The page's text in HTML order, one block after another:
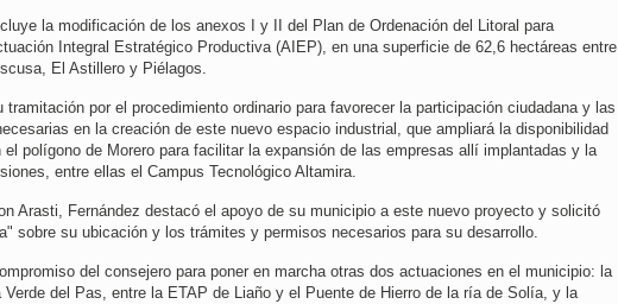
la modificación de los anexos I y II del Plan de Ordenación del Litoral para
Integral Estratégico Productiva (AIEP), en una superficie de 62,6 hectáreas entre
El Astillero y Piélagos.
tramitación por el procedimiento ordinario para favorecer la participación ciudadana y las
en la creación de este nuevo espacio industrial, que ampliará la disponibilidad
polígono de Morero para facilitar la expansión de las empresas allí implantadas y la
entre ellas el Campus Tecnológico Altamira.
Arasti, Fernández destacó el apoyo de su municipio a este nuevo proyecto y solicitó
sobre su ubicación y los trámites y permisos necesarios para su desarrollo.
del consejero para poner en marcha otras dos actuaciones en el municipio: la
Verde del Pas, entre la ETAP de Liaño y el Puente de Hierro de la ría de Solía, y la